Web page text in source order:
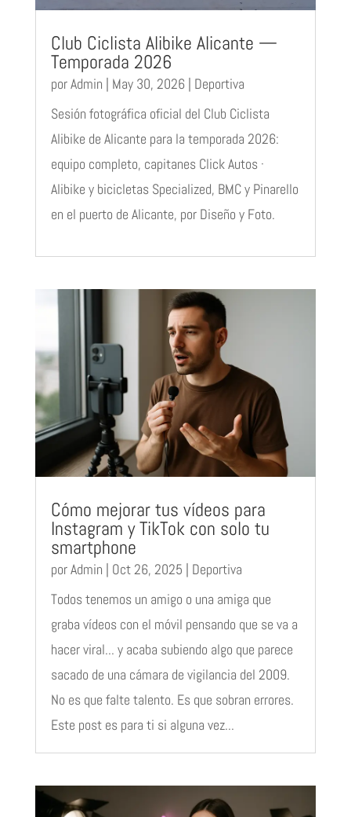
Club Ciclista Alibike Alicante —
Temporada 2026
porAdmin | May 30, 2026| Deportiva
Sesión fotográfica oficial del Club Ciclista
Alibike de Alicante para la temporada 2026:
equipo completo, capitanes Click Autos ·
Alibike y bicicletas Specialized, BMC y Pinarello
en el puerto de Alicante, por Diseño y Foto.
Cómo mejorar tus vídeos para
Instagram y TikTok con solo tu
smartphone
porAdmin | Oct 26, 2025 | Deportiva
Todos tenemos un amigo o una amiga que
graba vídeos con el móvil pensando que se va a
hacer viral... y acaba subiendo algo que parece
sacado de una cámara de vigilancia del 2009.
No es que falte talento. Es que sobran errores.
Este post es para ti si alguna vez...